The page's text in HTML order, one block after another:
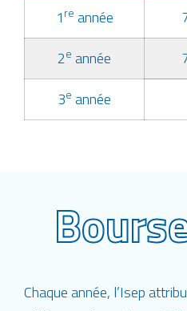
1 re année
2e année
3e année
Chaque année, l’Isep